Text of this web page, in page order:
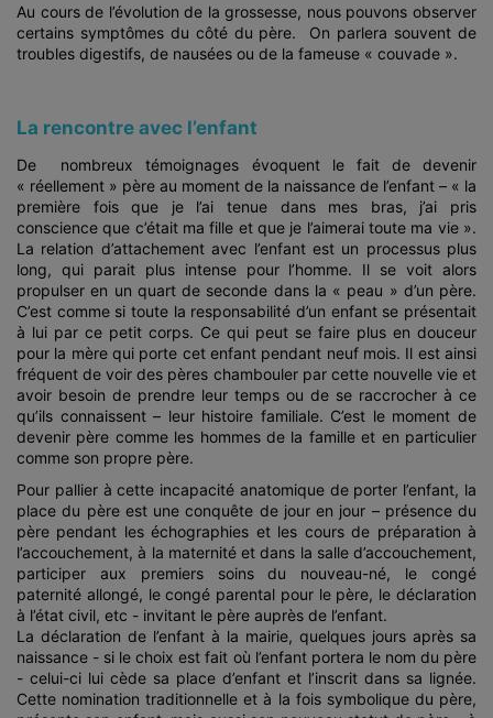
Au cours de l’évolution de la grossesse, nous pouvons observer
certains symptômes du côté du père. On parlera souvent de
troubles digestifs, de nausées ou de la fameuse « couvade ».
La rencontre avec l’enfant
De nombreux témoignages évoquent le fait de devenir
« réellement » père au moment de la naissance de l’enfant – « la
première fois que je l’ai tenue dans mes bras, j’ai pris
conscience que c’était ma fille et que je l’aimerai toute ma vie ».
La relation d’attachement avec l’enfant est un processus plus
long, qui parait plus intense pour l’homme. Il se voit alors
propulser en un quart de seconde dans la « peau » d’un père.
C’est comme si toute la responsabilité d’un enfant se présentait
à lui par ce petit corps. Ce qui peut se faire plus en douceur
pour la mère qui porte cet enfant pendant neuf mois. Il est ainsi
fréquent de voir des pères chambouler par cette nouvelle vie et
avoir besoin de prendre leur temps ou de se raccrocher à ce
qu’ils connaissent – leur histoire familiale. C’est le moment de
devenir père comme les hommes de la famille et en particulier
comme son propre père.
Pour pallier à cette incapacité anatomique de porter l’enfant, la
place du père est une conquête de jour en jour – présence du
père pendant les échographies et les cours de préparation à
l’accouchement, à la maternité et dans la salle d’accouchement,
participer aux premiers soins du nouveau-né, le congé
paternité allongé, le congé parental pour le père, le déclaration
à l’état civil, etc - invitant le père auprès de l’enfant.
La déclaration de l’enfant à la mairie, quelques jours après sa
naissance - si le choix est fait où l’enfant portera le nom du père
- celui-ci lui cède sa place d’enfant et l’inscrit dans sa lignée.
Cette nomination traditionnelle et à la fois symbolique du père,